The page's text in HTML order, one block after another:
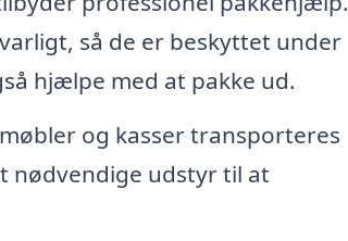
så de er beskyttet under
hjælpe med at pakke ud.
og kasser transporteres
nødvendige udstyr til at